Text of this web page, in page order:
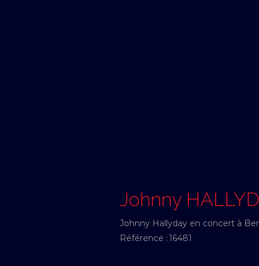
Johnny
Johnny Hallyday en concert à
Référence :16481